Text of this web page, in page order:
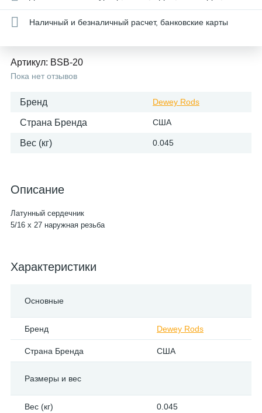
Наличный и безналичный расчет, банковские карты
Артикул: BSB-20
Пока нет отзывов
Бренд Dewey Rods
Страна Бренда США
Вес (кг) 0.045
Описание
Латунный сердечник
5/16 x 27 наружная резьба
Характеристики
Основные
Бренд Dewey Rods
Страна Бренда США
Размеры и вес
Вес (кг) 0.045